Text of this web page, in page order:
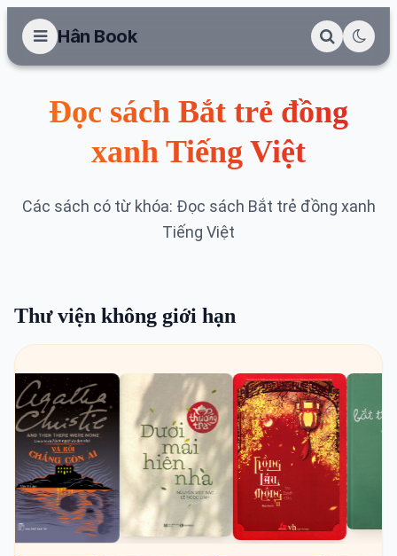
Hân Book
Đọc sách Bắt trẻ đồng
xanh Tiếng Việt
Các sách có từ khóa: Đọc sách Bắt trẻ đồng xanh
Tiếng Việt
Thư viện không giới hạn